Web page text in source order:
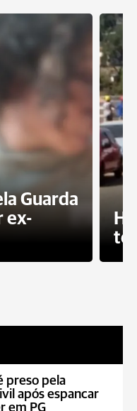
Guarda
ex-
preso pela
após espancar
em PG